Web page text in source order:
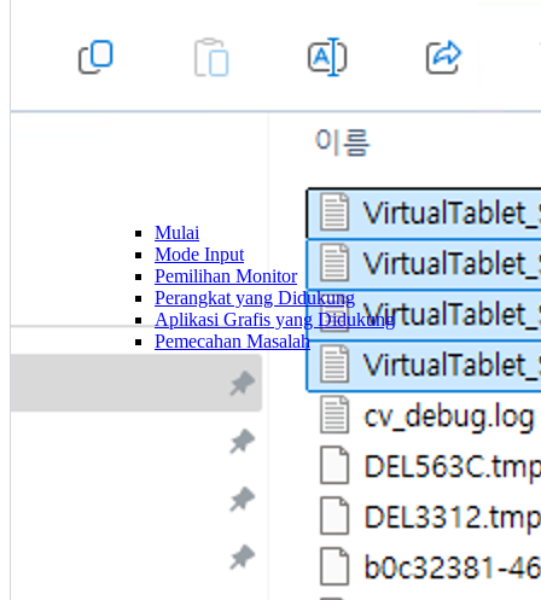
Mulai
Mode Input
Pemilihan Monitor
Perangkat yang Didukung
Aplikasi Grafis yang Didukung
Pemecahan Masalah